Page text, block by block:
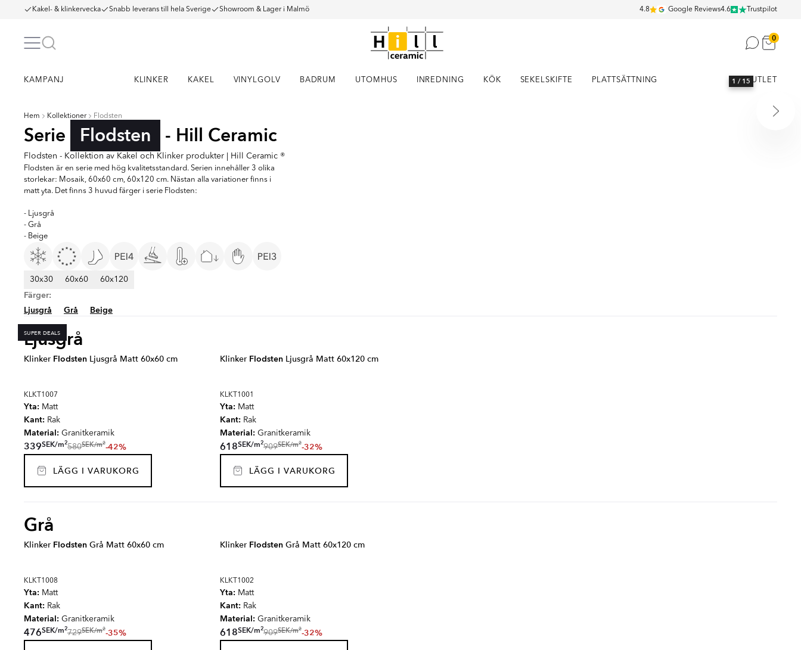
Kakel- & klinkervecka Snabb leverans till hela Sverige Showroom & Lager i Malmö 4.8 Google Reviews4.6 Trustpilot
0
KAMPANJ KLINKER KAKEL VINYLGOLV BADRUM UTOMHUS INREDNING KÖK SEKELSKIFTE PLATTSÄTTNING OUTLET
Hem Kollektioner Flodsten
Serie Flodsten - Hill Ceramic
Flodsten - Kollektion av Kakel och Klinker produkter | Hill Ceramic ®
Flodsten är en serie med hög kvalitetsstandard. Serien innehåller 3 olika
storlekar: Mosaik, 60x60 cm, 60x120 cm. Nästan alla variationer finns i
matt yta. Det finns 3 huvud färger i serie Flodsten:
- Ljusgrå
- Grå
- Beige
30x30 60x60 60x120
Färger:
Ljusgrå
Grå Beige
1 / 15
Ljusgrå
SUPER DEALS
Klinker Flodsten Ljusgrå Matt 60x60 cm
KLKT1007
Yta: Matt
Kant: Rak
Material: Granitkeramik
339SEK/m2580SEK/m2-42%
LÄGG I VARUKORG
Klinker Flodsten Ljusgrå Matt 60x120 cm
KLKT1001
Yta: Matt
Kant: Rak
Material: Granitkeramik
618SEK/m2909SEK/m2-32%
LÄGG I VARUKORG
Grå
Klinker Flodsten Grå Matt 60x60 cm
KLKT1008
Yta: Matt
Kant: Rak
Material: Granitkeramik
476SEK/m2729SEK/m2-35%
Klinker Flodsten Grå Matt 60x120 cm
KLKT1002
Yta: Matt
Kant: Rak
Material: Granitkeramik
618SEK/m2909SEK/m2-32%